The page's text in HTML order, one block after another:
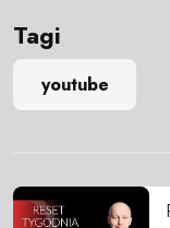
Tagi
youtube